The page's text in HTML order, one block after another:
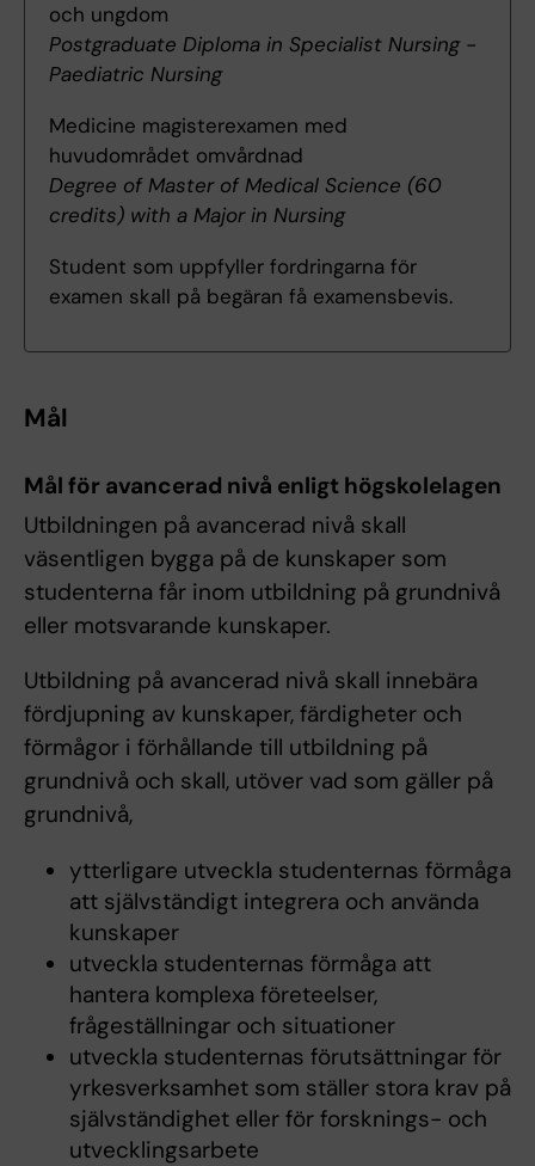
och ungdom
Postgraduate Diploma in Specialist Nursing -
Paediatric Nursing
Medicine magisterexamen med
huvudområdet omvårdnad
Degree of Master of Medical Science (60
credits) with a Major in Nursing
Student som uppfyller fordringarna för
examen skall på begäran få examensbevis.
Mål
Mål för avancerad nivå enligt högskolelagen
Utbildningen på avancerad nivå skall
väsentligen bygga på de kunskaper som
studenterna får inom utbildning på grundnivå
eller motsvarande kunskaper.
Utbildning på avancerad nivå skall innebära
fördjupning av kunskaper, färdigheter och
förmågor i förhållande till utbildning på
grundnivå och skall, utöver vad som gäller på
grundnivå,
ytterligare utveckla studenternas förmåga
att självständigt integrera och använda
kunskaper
utveckla studenternas förmåga att
hantera komplexa företeelser,
frågeställningar och situationer
utveckla studenternas förutsättningar för
yrkesverksamhet som ställer stora krav på
självständighet eller för forsknings- och
utvecklingsarbete